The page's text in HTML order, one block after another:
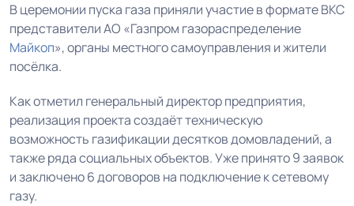
В церемонии пуска газа приняли участие в формате ВКС
представители АО «Газпром газораспределение
Майкоп», органы местного самоуправления и жители
посёлка.
Как отметил генеральный директор предприятия,
реализация проекта создаёт техническую
возможность газификации десятков домовладений, а
также ряда социальных объектов. Уже принято 9 заявок
и заключено 6 договоров на подключение к сетевому
газу.